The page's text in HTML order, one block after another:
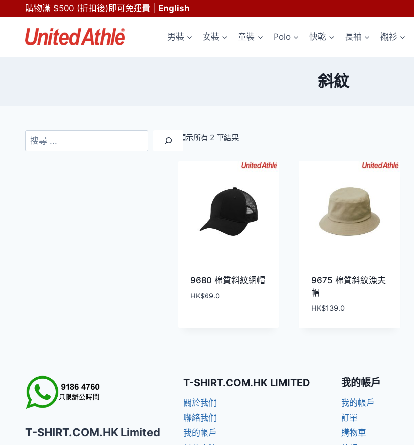
to
content
購物滿 $500 (折扣後)即可免運費 English
男裝 女裝 童裝 Polo 快乾 長袖 襯衫
斜紋
顯示所有 2 筆結果依
銷
排
9680 棉質斜紋網帽
HK$69.0
9675 棉質斜紋漁夫
帽
HK$139.0
搜
尋
T-SHIRT.COM.HK Limited
T-SHIRT.COM.HK LIMITED
關於我們
聯絡我們
我的帳戶
我的帳戶
我的帳戶
訂單
購物車